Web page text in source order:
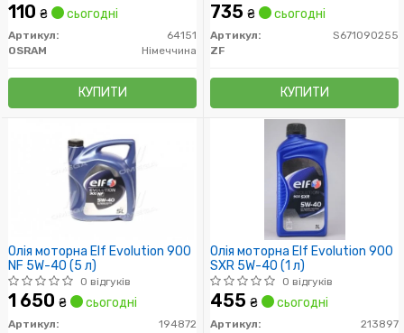
110 ₴ сьогодні
Артикул:
64151
OSRAM
Німеччина
КУПИТИ
735 ₴ сьогодні
Артикул:
S671090255
ZF
КУПИТИ
Олія моторна Elf Evolution 900
NF 5W-40 (5 л)
0 відгуків
1 650 ₴ сьогодні
Артикул:
194872
Олія моторна Elf Evolution 900
SXR 5W-40 (1 л)
0 відгуків
455 ₴ сьогодні
Артикул:
213897